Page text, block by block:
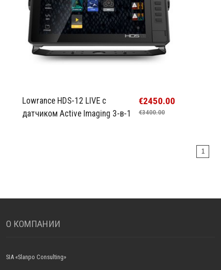
Lowrance HDS-12 LIVE с
датчиком Active Imaging 3-в-1
€2450.00
€3400.00
1
О КОМПАНИИ
SIA «Slanpo Consulting»